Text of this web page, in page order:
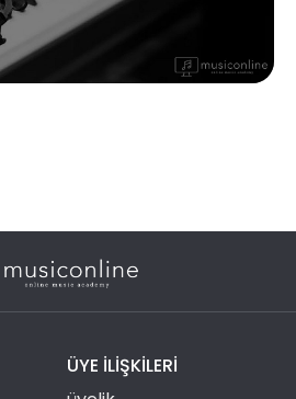
ÜYE ILIŞKILERI